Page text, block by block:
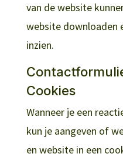
van de website
website downloaden
inzien.
Cookies
Wanneer je een
kun je aangeven of
en website in een